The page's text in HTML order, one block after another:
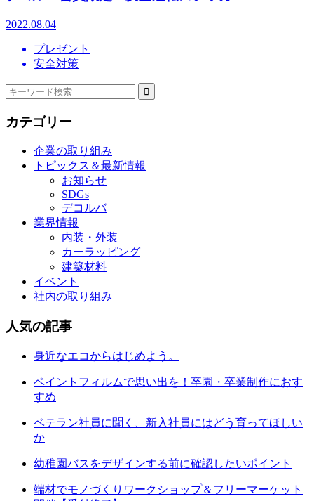
2022.08.04
プレゼント
安全対策
カテゴリー
企業の取り組み
トピックス＆最新情報
お知らせ
SDGs
デコルバ
業界情報
内装・外装
カーラッピング
建築材料
イベント
社内の取り組み
人気の記事
身近なエコからはじめよう。
ペイントフィルムで思い出を！卒園・卒業制作におす
すめ
ベテラン社員に聞く、新入社員にはどう育ってほしい
か
幼稚園バスをデザインする前に確認したいポイント
端材でモノづくりワークショップ＆フリーマーケット